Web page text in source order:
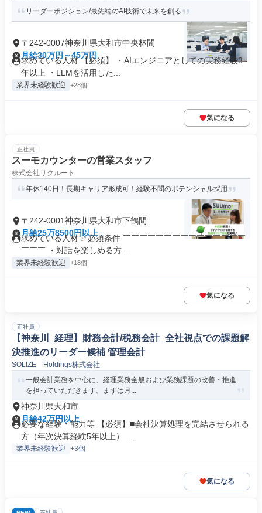
リーダーポジション/最先端のAI技術で未来を創る
〒242-0007神奈川県大和市中央林間
月給30万円～45万円
求めている人材 【必須】 ・AIエンジニアとしての実務経験3
年以上 ・LLMを活用した...
業界未経験歓迎 +28個
気になる
正社員
スーモカウンターの営業スタッフ
株式会社リクルート
年休140日！長期キャリア形成可！経験不問のポテンシャル採用
〒242-0001神奈川県大和市下鶴間
月給25万8500円以上
求めている人材 ✅必須条件 ￣￣￣￣￣￣￣￣￣￣￣￣￣￣￣
￣￣￣ ・対話を楽しめる方 ...
業界未経験歓迎 +18個
気になる
正社員
【神奈川_経理】財務会計/税務会計_全社視点での課題解
決推進のリーダー候補 管理会計
SOLIZE Holdings株式会社
一般会計業務を中心に、経理業務全般および業務課題の改善・推進
を担っていただきます。まずは月...
神奈川県大和市
月給42万円以上
必要な経験・能力等 【必須】■会社決算処理を完結させられる
方（年次決算経験5年以上） ...
業界未経験歓迎 +3個
気になる